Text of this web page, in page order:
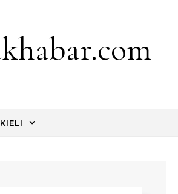
KIELI